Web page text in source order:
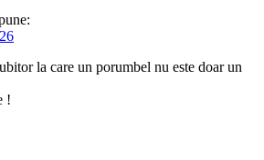
la care un porumbel nu este doar un
!